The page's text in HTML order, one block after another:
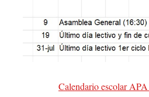
Calendario escolar